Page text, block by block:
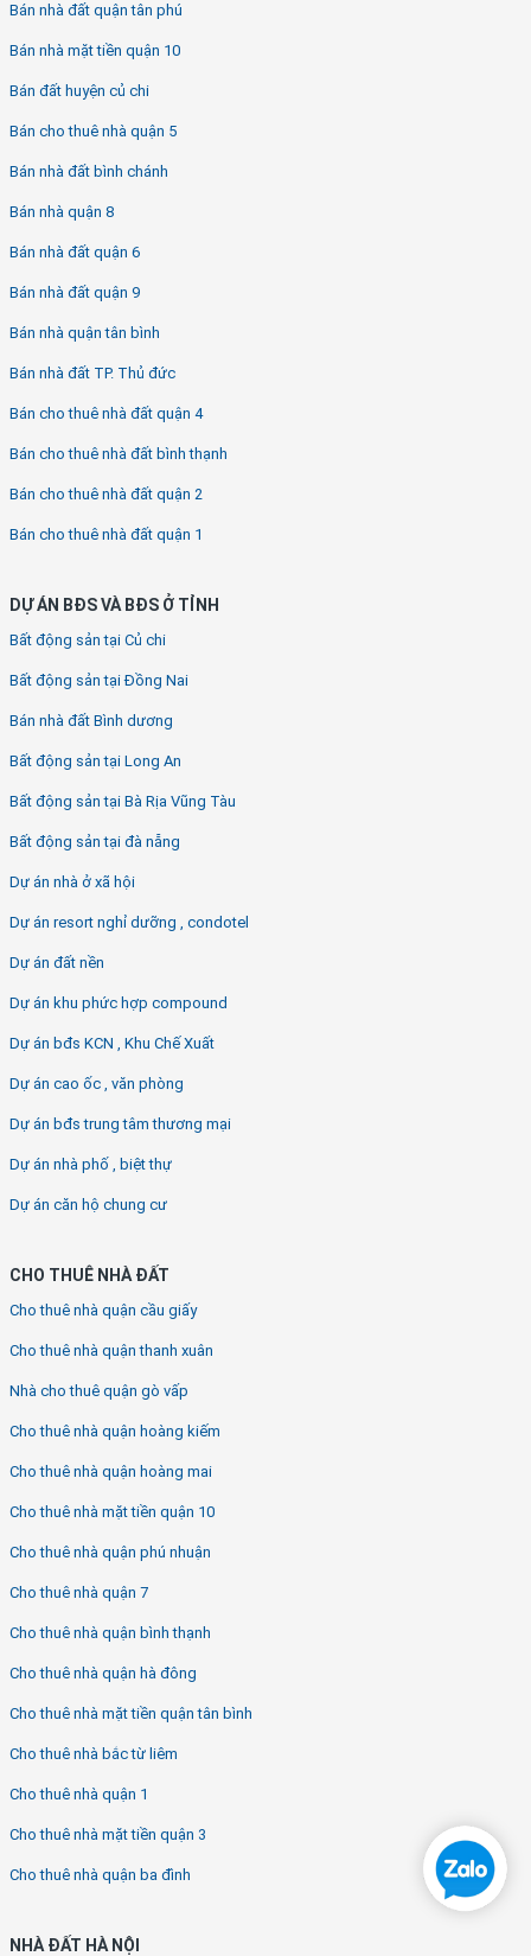
Bán nhà đất quận tân phú
Bán nhà mặt tiền quận 10
Bán đất huyện củ chi
Bán cho thuê nhà quận 5
Bán nhà đất bình chánh
Bán nhà quận 8
Bán nhà đất quận 6
Bán nhà đất quận 9
Bán nhà quận tân bình
Bán nhà đất TP. Thủ đức
Bán cho thuê nhà đất quận 4
Bán cho thuê nhà đất bình thạnh
Bán cho thuê nhà đất quận 2
Bán cho thuê nhà đất quận 1
DỰ ÁN BĐS VÀ BĐS Ở TỈNH
Bất động sản tại Củ chi
Bất động sản tại Đồng Nai
Bán nhà đất Bình dương
Bất động sản tại Long An
Bất động sản tại Bà Rịa Vũng Tàu
Bất động sản tại đà nẵng
Dự án nhà ở xã hội
Dự án resort nghỉ dưỡng , condotel
Dự án đất nền
Dự án khu phức hợp compound
Dự án bđs KCN , Khu Chế Xuất
Dự án cao ốc , văn phòng
Dự án bđs trung tâm thương mại
Dự án nhà phố , biệt thự
Dự án căn hộ chung cư
CHO THUÊ NHÀ ĐẤT
Cho thuê nhà quận cầu giấy
Cho thuê nhà quận thanh xuân
Nhà cho thuê quận gò vấp
Cho thuê nhà quận hoàng kiếm
Cho thuê nhà quận hoàng mai
Cho thuê nhà mặt tiền quận 10
Cho thuê nhà quận phú nhuận
Cho thuê nhà quận 7
Cho thuê nhà quận bình thạnh
Cho thuê nhà quận hà đông
Cho thuê nhà mặt tiền quận tân bình
Cho thuê nhà bắc từ liêm
Cho thuê nhà quận 1
Cho thuê nhà mặt tiền quận 3
Cho thuê nhà quận ba đình
NHÀ ĐẤT HÀ NỘI